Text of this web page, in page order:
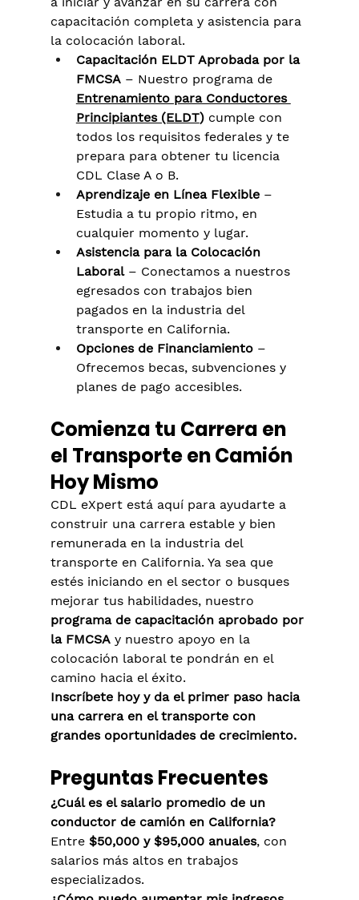
capacitación completa y asistencia para
la colocación laboral.
Capacitación ELDT Aprobada por la
FMCSA – Nuestro programa de
Entrenamiento para Conductores
Principiantes (ELDT) cumple con
todos los requisitos federales y te
prepara para obtener tu licencia
CDL Clase A o B.
Aprendizaje en Línea Flexible –
Estudia a tu propio ritmo, en
cualquier momento y lugar.
Asistencia para la Colocación
Laboral – Conectamos a nuestros
egresados con trabajos bien
pagados en la industria del
transporte en California.
Opciones de Financiamiento –
Ofrecemos becas, subvenciones y
planes de pago accesibles.
Comienza tu Carrera en
el Transporte en Camión
Hoy Mismo
CDL eXpert está aquí para ayudarte a
construir una carrera estable y bien
remunerada en la industria del
transporte en California. Ya sea que
estés iniciando en el sector o busques
mejorar tus habilidades, nuestro
programa de capacitación aprobado por
la FMCSA y nuestro apoyo en la
colocación laboral te pondrán en el
camino hacia el éxito.
Inscríbete hoy y da el primer paso hacia
una carrera en el transporte con
grandes oportunidades de crecimiento.
Preguntas Frecuentes
¿Cuál es el salario promedio de un
conductor de camión en California?
Entre $50,000 y $95,000 anuales, con
salarios más altos en trabajos
especializados.